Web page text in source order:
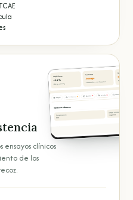
clínicos
de los